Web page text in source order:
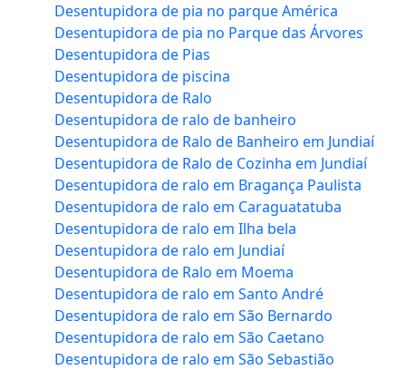
Desentupidora de pia no parque América
Desentupidora de pia no Parque das Árvores
Desentupidora de Pias
Desentupidora de piscina
Desentupidora de Ralo
Desentupidora de ralo de banheiro
Desentupidora de Ralo de Banheiro em Jundiaí
Desentupidora de Ralo de Cozinha em Jundiaí
Desentupidora de ralo em Bragança Paulista
Desentupidora de ralo em Caraguatatuba
Desentupidora de ralo em Ilha bela
Desentupidora de ralo em Jundiaí
Desentupidora de Ralo em Moema
Desentupidora de ralo em Santo André
Desentupidora de ralo em São Bernardo
Desentupidora de ralo em São Caetano
Desentupidora de ralo em São Sebastião